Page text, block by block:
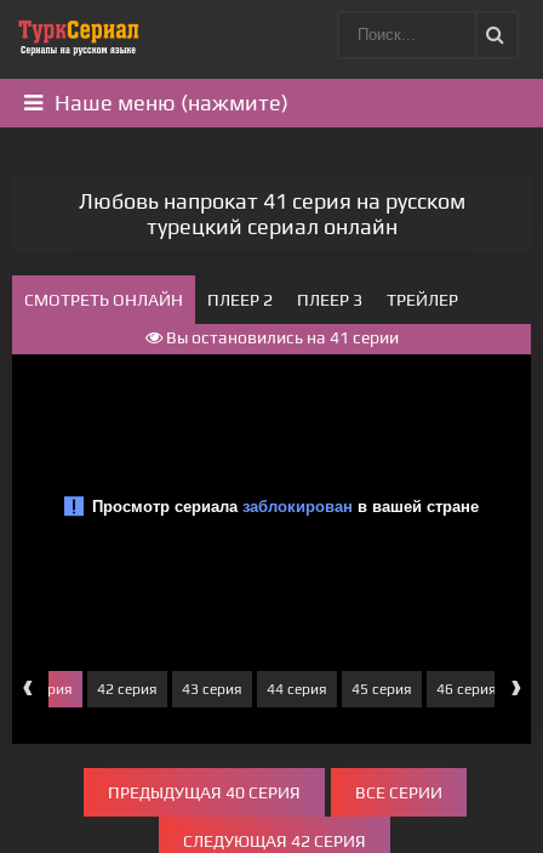
Наше меню (нажмите)
Любовь напрокат 41 серия на русском
турецкий сериал онлайн
СМОТРЕТЬ ОНЛАЙН ПЛЕЕР 2 ПЛЕЕР 3
ТРЕЙЛЕР
Вы остановились на 41 серии
‹
41 серия 42 серия 43 серия 44 серия 45 серия 46 серия ›
ПРЕДЫДУЩАЯ 40 СЕРИЯ ВСЕ СЕРИИ
СЛЕДУЮЩАЯ 42 СЕРИЯ